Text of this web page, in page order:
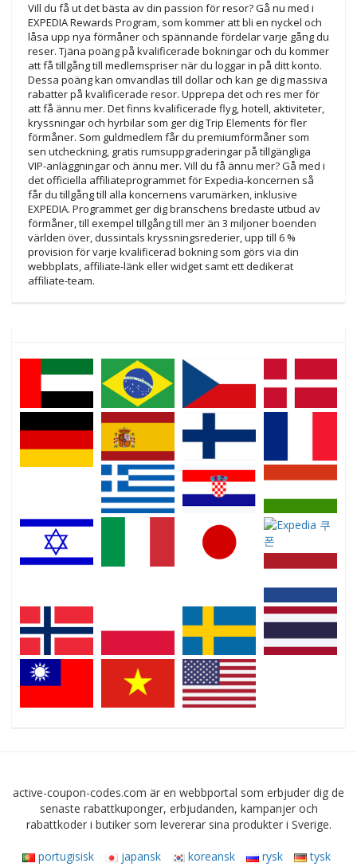
Vill du få ut det bästa av din passion för resor? Gå nu med i
EXPEDIA Rewards Program, som kommer att bli en nyckel och
låsa upp nya förmåner och spännande fördelar varje gång du
reser. Tjäna poäng på kvalificerade bokningar och du kommer
att få tillgång till medlemspriser när du loggar in på ditt konto.
Dessa poäng kan omvandlas till dollar och kan ge dig massiva
rabatter på kvalificerade resor. Upprepa det och res mer för
att få ännu mer. Det finns kvalificerade flyg, hotell, aktiviteter,
kryssningar och hyrbilar som ger dig Trip Elements för fler
förmåner. Som guldmedlem får du premiumförmåner som
sen utcheckning, gratis rumsuppgraderingar på tillgängliga
VIP-anläggningar och ännu mer. Vill du få ännu mer? Gå med i
det officiella affiliateprogrammet för Expedia-koncernen så
får du tillgång till alla koncernens varumärken, inklusive
EXPEDIA. Programmet ger dig branschens bredaste utbud av
förmåner, till exempel tillgång till mer än 3 miljoner boenden
världen över, dussintals kryssningsrederier, upp till 6 %
provision för varje kvalificerad bokning som görs via din
webbplats, affiliate-länk eller widget samt ett dedikerat
affiliate-team.
active-coupon-codes.com är en webbportal som erbjuder dig de
senaste rabattkuponger, erbjudanden, kampanjer och
rabattkoder i butiker som levererar sina produkter i Sverige.
portugisisk japansk koreansk rysk
tysk